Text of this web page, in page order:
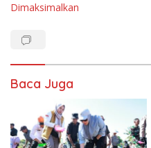
Dimaksimalkan
Baca Juga